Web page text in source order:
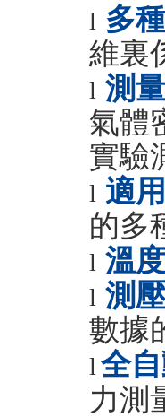
l 多
維裏
l 測
氣體
實驗
l 適
的多
l 溫
l 測
數據
l 全
力測